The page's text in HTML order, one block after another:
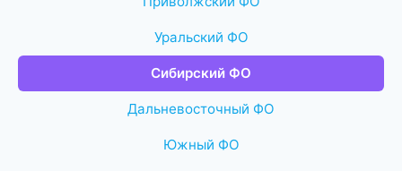
Уральский ФО
Сибирский ФО
Дальневосточный ФО
Южный ФО